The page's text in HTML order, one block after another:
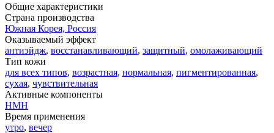
Общие характеристики
Страна производства
Южная Корея, Россия
Оказываемый эффект
антиэйдж, восстанавливающий, защитный, омолаживающий
Тип кожи
для всех типов, возрастная, нормальная, пигментированная,
сухая, чувствительная
Активные компоненты
НМН
Время применения
утро, вечер